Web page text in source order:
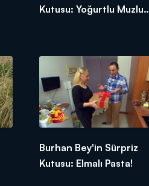
Kutusu: Yoğurtlu Muzlu
Burhan Bey'in Sürpriz
Kutusu: Elmalı Pasta!